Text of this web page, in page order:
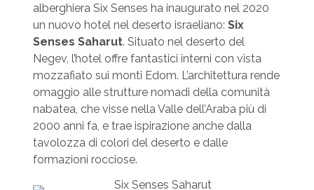
alberghiera Six Senses ha inaugurato nel 2020
un nuovo hotel nel deserto israeliano: Six
Senses Saharut. Situato nel deserto del
Negev, l’hotel offre fantastici interni con vista
mozzafiato sui monti Edom. L’architettura rende
omaggio alle strutture nomadi della comunità
nabatea, che visse nella Valle dell’Araba più di
2000 anni fa, e trae ispirazione anche dalla
tavolozza di colori del deserto e dalle
formazioni rocciose.